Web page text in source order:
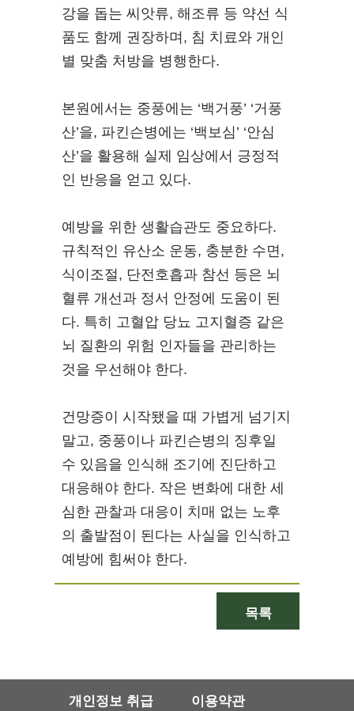
강을 돕는 씨앗류, 해조류 등 약선 식
품도 함께 권장하며, 침 치료와 개인
별 맞춤 처방을 병행한다.
본원에서는 중풍에는 ‘백거풍’ ‘거풍
산’을, 파킨슨병에는 ‘백보심’ ‘안심
산’을 활용해 실제 임상에서 긍정적
인 반응을 얻고 있다.
예방을 위한 생활습관도 중요하다.
규칙적인 유산소 운동, 충분한 수면,
식이조절, 단전호흡과 참선 등은 뇌
혈류 개선과 정서 안정에 도움이 된
다. 특히 고혈압 당뇨 고지혈증 같은
뇌 질환의 위험 인자들을 관리하는
것을 우선해야 한다.
건망증이 시작됐을 때 가볍게 넘기지
말고, 중풍이나 파킨슨병의 징후일
수 있음을 인식해 조기에 진단하고
대응해야 한다. 작은 변화에 대한 세
심한 관찰과 대응이 치매 없는 노후
의 출발점이 된다는 사실을 인식하고
예방에 힘써야 한다.
목록
개인정보 취급 이용약관